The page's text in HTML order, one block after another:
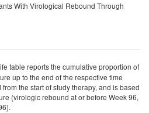
With Virological Rebound Through
table reports the cumulative proportion of
up to the end of the respective time
the start of study therapy, and is based
(virologic rebound at or before Week 96,